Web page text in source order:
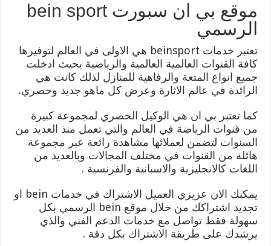
موقع بي ان سبورت bein sport
الرسمي
تعتبر خدمات beinsport هي الاولى في العالم لتوفيرها
كافة القنوات العالمية العالمية والرياضية بحيث ادخلت
جميع انواع المتعة والرفاهية للمنازل لذلك كانت هي
الرائدة في عالم الاثارة وعرض كل ماهو جديد وحصري.
كما تعتبر بي ان هي الوكيل الحصري لمجموعة كبيرة
من قنوات الرياضة في العالم والتي تعمل منذ العديد من
السنوات لتضمن لعملائها مشاهدة رائعة عبر مجموعة
هائلة من القنوات في مختلف المجالات وبالعديد من
اللغات كالانجليزية والاسبانية والفرنسية .
يمكنك الان عزيزي العميل الاشتراك في خدمات bein او
تجديد اشتراكك من خلال موقع bein الرسمي بكل
سهولة فقط تواصل مع خدمات الدعم الفني والذي
يرشدك على طريقة الاشتراك بكل دقة .